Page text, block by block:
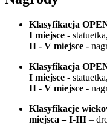
Klasyfikacja
I miejsce -
II - V miejsce -
Klasyfikacja
I miejsce -
II - V miejsce -
Klasyfikacje
miejsca – I-III –